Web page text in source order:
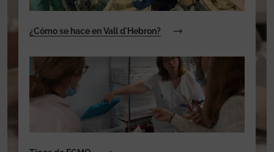
¿Cómo se hace en Vall d'Hebron?